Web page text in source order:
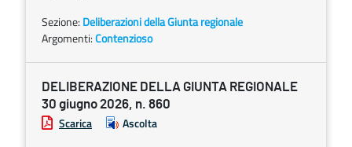
Sezione: Deliberazioni della Giunta regionale
Argomenti:Contenzioso
DELIBERAZIONE DELLA GIUNTA REGIONALE
30 giugno 2026, n. 860
Scarica Ascolta